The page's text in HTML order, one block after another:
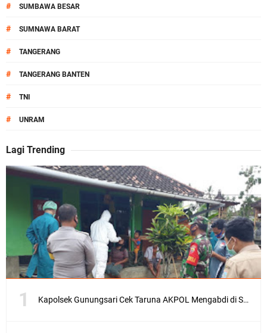
# SUMBAWA BESAR
# SUMNAWA BARAT
# TANGERANG
# TANGERANG BANTEN
# TNI
# UNRAM
Lagi Trending
Kapolsek Gunungsari Cek Taruna AKPOL Mengabdi di SRD 4